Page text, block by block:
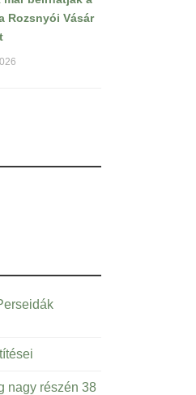
Rozsnyói Vásár
nagy részén 38